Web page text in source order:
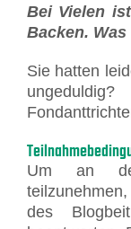
Bei Vielen
Backen.
Sie hatten
Um an
des